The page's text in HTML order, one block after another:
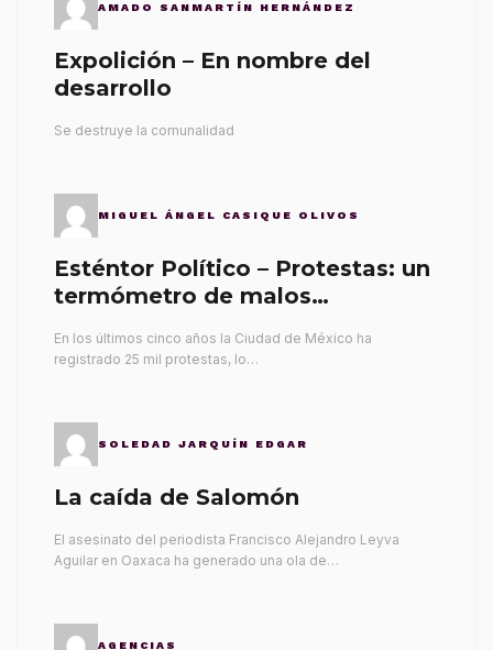
AMADO SANMARTÍN HERNÁNDEZ
Expolición – En nombre del
desarrollo
Se destruye la comunalidad
MIGUEL ÁNGEL CASIQUE OLIVOS
Esténtor Político – Protestas: un
termómetro de malos
En los últimos cinco años la Ciudad de México ha
registrado 25 mil protestas, lo…
SOLEDAD JARQUÍN EDGAR
La caída de Salomón
El asesinato del periodista Francisco Alejandro Leyva
Aguilar en Oaxaca ha generado una ola de…
AGENCIAS